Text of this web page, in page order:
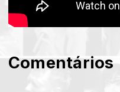
Comentários